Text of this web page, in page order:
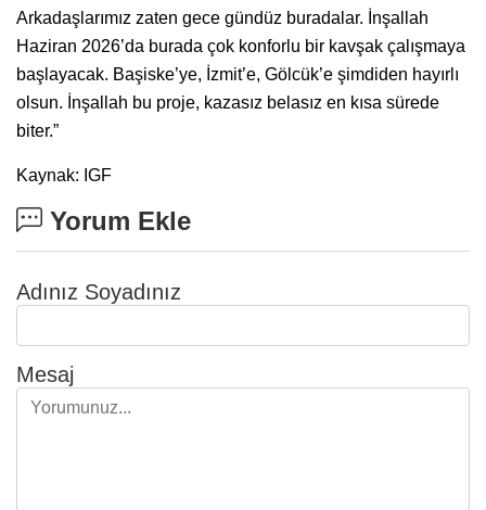
Arkadaşlarımız zaten gece gündüz buradalar. İnşallah
Haziran 2026’da burada çok konforlu bir kavşak çalışmaya
başlayacak. Başiske’ye, İzmit’e, Gölcük’e şimdiden hayırlı
olsun. İnşallah bu proje, kazasız belasız en kısa sürede
biter.”
Kaynak: IGF
Yorum Ekle
Adınız Soyadınız
Mesaj